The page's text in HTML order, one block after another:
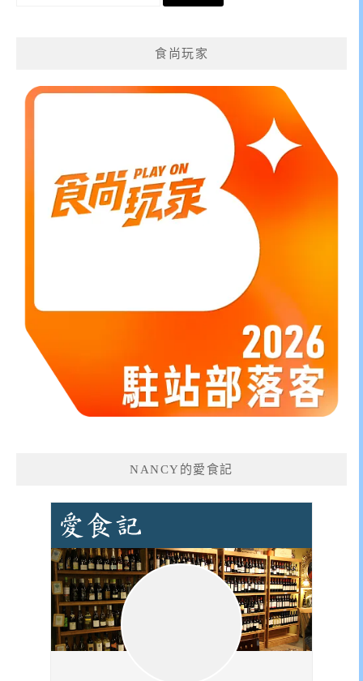
食尚玩家
NANCY的愛食記